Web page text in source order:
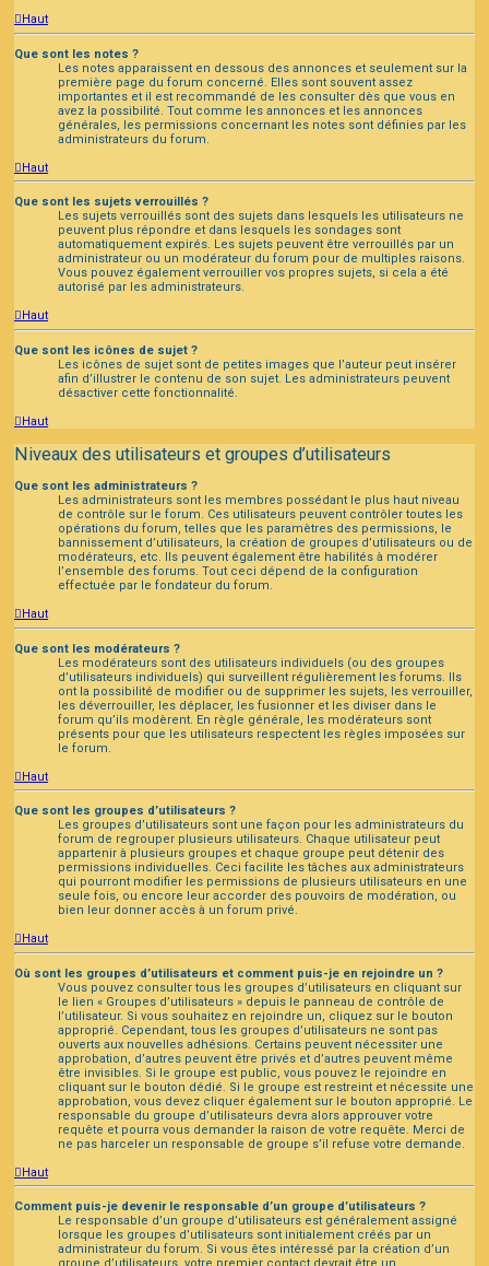
Haut
Que sont les notes ?
Les notes apparaissent en dessous des annonces et seulement sur la
première page du forum concerné. Elles sont souvent assez
importantes et il est recommandé de les consulter dès que vous en
avez la possibilité. Tout comme les annonces et les annonces
générales, les permissions concernant les notes sont définies par les
administrateurs du forum.
Haut
Que sont les sujets verrouillés ?
Les sujets verrouillés sont des sujets dans lesquels les utilisateurs ne
peuvent plus répondre et dans lesquels les sondages sont
automatiquement expirés. Les sujets peuvent être verrouillés par un
administrateur ou un modérateur du forum pour de multiples raisons.
Vous pouvez également verrouiller vos propres sujets, si cela a été
autorisé par les administrateurs.
Haut
Que sont les icônes de sujet ?
Les icônes de sujet sont de petites images que l’auteur peut insérer
afin d’illustrer le contenu de son sujet. Les administrateurs peuvent
désactiver cette fonctionnalité.
Haut
Niveaux des utilisateurs et groupes d’utilisateurs
Que sont les administrateurs ?
Les administrateurs sont les membres possédant le plus haut niveau
de contrôle sur le forum. Ces utilisateurs peuvent contrôler toutes les
opérations du forum, telles que les paramètres des permissions, le
bannissement d’utilisateurs, la création de groupes d’utilisateurs ou de
modérateurs, etc. Ils peuvent également être habilités à modérer
l’ensemble des forums. Tout ceci dépend de la configuration
effectuée par le fondateur du forum.
Haut
Que sont les modérateurs ?
Les modérateurs sont des utilisateurs individuels (ou des groupes
d’utilisateurs individuels) qui surveillent régulièrement les forums. Ils
ont la possibilité de modifier ou de supprimer les sujets, les verrouiller,
les déverrouiller, les déplacer, les fusionner et les diviser dans le
forum qu’ils modèrent. En règle générale, les modérateurs sont
présents pour que les utilisateurs respectent les règles imposées sur
le forum.
Haut
Que sont les groupes d’utilisateurs ?
Les groupes d’utilisateurs sont une façon pour les administrateurs du
forum de regrouper plusieurs utilisateurs. Chaque utilisateur peut
appartenir à plusieurs groupes et chaque groupe peut détenir des
permissions individuelles. Ceci facilite les tâches aux administrateurs
qui pourront modifier les permissions de plusieurs utilisateurs en une
seule fois, ou encore leur accorder des pouvoirs de modération, ou
bien leur donner accès à un forum privé.
Haut
Où sont les groupes d’utilisateurs et comment puis-je en rejoindre un ?
Vous pouvez consulter tous les groupes d’utilisateurs en cliquant sur
le lien « Groupes d’utilisateurs » depuis le panneau de contrôle de
l’utilisateur. Si vous souhaitez en rejoindre un, cliquez sur le bouton
approprié. Cependant, tous les groupes d’utilisateurs ne sont pas
ouverts aux nouvelles adhésions. Certains peuvent nécessiter une
approbation, d’autres peuvent être privés et d’autres peuvent même
être invisibles. Si le groupe est public, vous pouvez le rejoindre en
cliquant sur le bouton dédié. Si le groupe est restreint et nécessite une
approbation, vous devez cliquer également sur le bouton approprié. Le
responsable du groupe d’utilisateurs devra alors approuver votre
requête et pourra vous demander la raison de votre requête. Merci de
ne pas harceler un responsable de groupe s’il refuse votre demande.
Haut
Comment puis-je devenir le responsable d’un groupe d’utilisateurs ?
Le responsable d’un groupe d’utilisateurs est généralement assigné
lorsque les groupes d’utilisateurs sont initialement créés par un
administrateur du forum. Si vous êtes intéressé par la création d’un